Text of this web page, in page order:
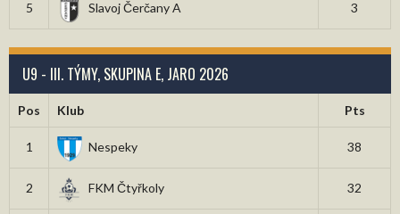
5 Slavoj Čerčany A 3
U9 - III. TÝMY, SKUPINA E, JARO 2026
Pos Klub Pts
1 Nespeky 38
2 FKM Čtyřkoly 32